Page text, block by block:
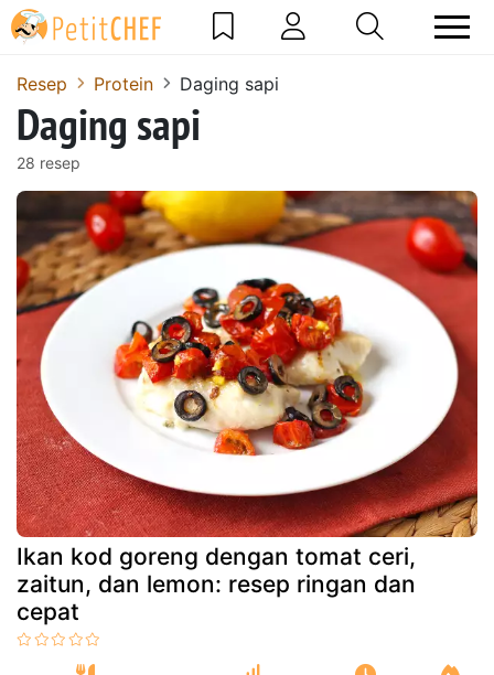
Resep Protein Daging sapi
Daging sapi
28 resep
Ikan kod goreng dengan tomat ceri,
zaitun, dan lemon: resep ringan dan
cepat